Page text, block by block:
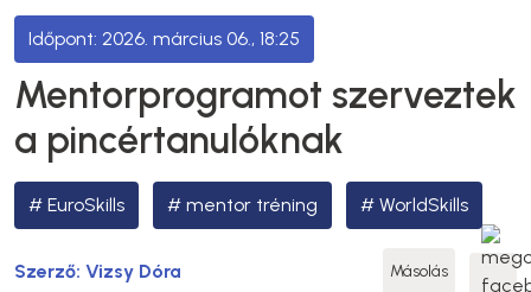
2026. március 06., 18:25
Mentorprogramot szerveztek
a pincértanulóknak
EuroSkills mentor tréning WorldSkills
Szerző: Vizsy Dóra Másolás